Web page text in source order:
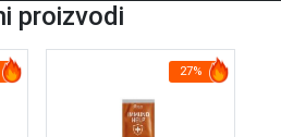
proizvodi
27%